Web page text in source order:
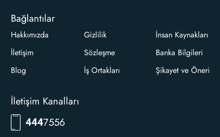
Bağlantılar
Hakkımızda
İletişim
Blog
Gizlilik
Sözleşme
İş Ortakları
İnsan Kaynakları
Banka Bilgileri
Şikayet ve Öneri
İletişim Kanalları
4447556